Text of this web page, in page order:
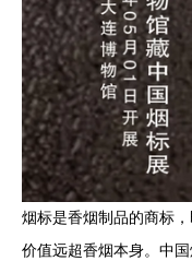
烟标是香烟制品的商标
价值远超香烟本身。中